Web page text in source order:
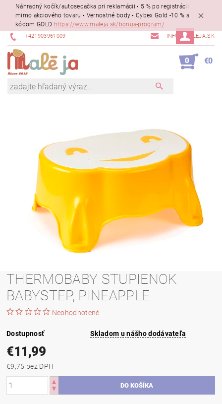
Náhradný kočík/autosedačka pri reklamácii • 5 % po registrácii
mimo akciového tovaru • Vernostné body • Cybex Gold -10 % s
kódom GOLD https://www.maleja.sk/bonus-program/
+421903961009 INFO@MALEJA.SK
0 €0
THERMOBABY STUPIENOK
BABYSTEP, PINEAPPLE
Neohodnotené
Dostupnosť Skladom u nášho dodávateľa
€11,99
€9,75 bez DPH